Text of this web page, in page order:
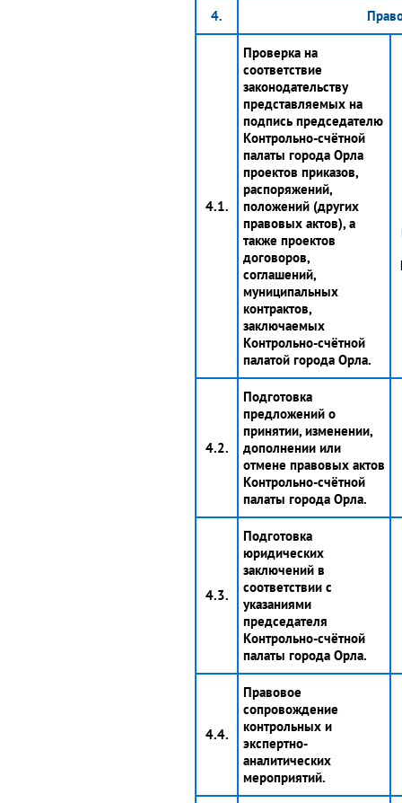
4.
4.1.
Проверка на
соответствие
законодательству
представляемых на
подпись председателю
Контрольно-счётной
палаты города Орла
проектов приказов,
распоряжений,
положений (других
правовых актов), а
также проектов
договоров,
соглашений,
муниципальных
контрактов,
заключаемых
Контрольно-счётной
палатой города Орла.
4.2.
Подготовка
предложений о
принятии, изменении,
дополнении или
отмене правовых актов
Контрольно-счётной
палаты города Орла.
4.3.
Подготовка
юридических
заключений в
соответствии с
указаниями
председателя
Контрольно-счётной
палаты города Орла.
4.4.
Правовое
сопровождение
контрольных и
экспертно-
аналитических
мероприятий.